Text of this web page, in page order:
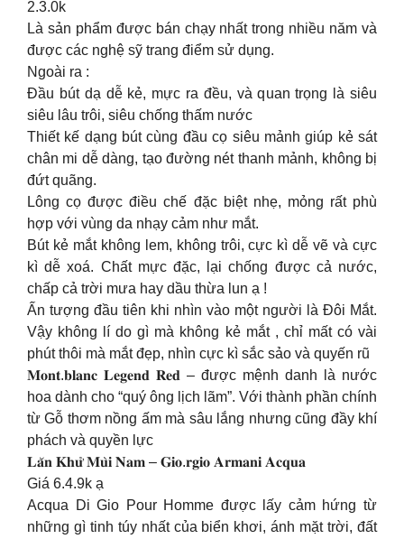
2.3.0k
Là sản phẩm được bán chạy nhất trong nhiều năm và
được các nghệ sỹ trang điểm sử dụng.
Ngoài ra :
Đầu bút dạ dễ kẻ, mực ra đều, và quan trọng là siêu
siêu lâu trôi, siêu chống thấm nước
Thiết kế dạng bút cùng đầu cọ siêu mảnh giúp kẻ sát
chân mi dễ dàng, tạo đường nét thanh mảnh, không bị
đứt quãng.
Lông cọ được điều chế đặc biệt nhẹ, mỏng rất phù
hợp với vùng da nhạy cảm như mắt.
Bút kẻ mắt không lem, không trôi, cực kì dễ vẽ và cực
kì dễ xoá. Chất mực đặc, lại chống được cả nước,
chấp cả trời mưa hay dầu thừa lun ạ !
Ấn tượng đầu tiên khi nhìn vào một người là Đôi Mắt.
Vậy không lí do gì mà không kẻ mắt , chỉ mất có vài
phút thôi mà mắt đẹp, nhìn cực kì sắc sảo và quyến rũ
𝐌𝐨𝐧𝐭.𝐛𝐥𝐚𝐧𝐜 𝐋𝐞𝐠𝐞𝐧𝐝 𝐑𝐞𝐝 – được mệnh danh là nước
hoa dành cho “quý ông lịch lãm”. Với thành phần chính
từ Gỗ thơm nồng ấm mà sâu lắng nhưng cũng đầy khí
phách và quyền lực
𝐋𝐚̆𝐧 𝐊𝐡𝐮̛̉ 𝐌𝐮̀𝐢 𝐍𝐚𝐦 – 𝐆𝐢𝐨.𝐫𝐠𝐢𝐨 𝐀𝐫𝐦𝐚𝐧𝐢 𝐀𝐜𝐪𝐮𝐚
Giá 6.4.9k ạ
Acqua Di Gio Pour Homme được lấy cảm hứng từ
những gì tinh túy nhất của biển khơi, ánh mặt trời, đất